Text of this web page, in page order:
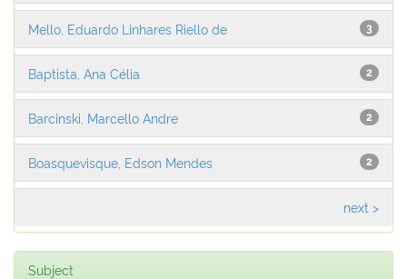
3
Mello, Eduardo Linhares Riello de
2
Baptista, Ana Célia
2
Barcinski, Marcello Andre
2
Boasquevisque, Edson Mendes
next >
Subject